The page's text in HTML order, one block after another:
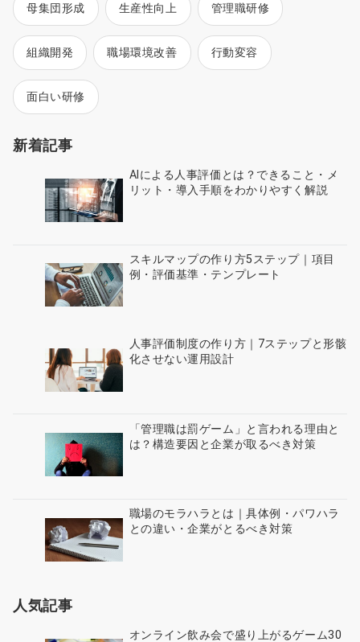
母集団形成 生産性向上 管理職研修
組織開発 職場環境改善 行動変容
面白い研修
新着記事
AIによる人事評価とは？できること・メ
リット・導入手順をわかりやすく解説
スキルマップの作り方5ステップ｜項目
例・評価基準・テンプレート
人事評価制度の作り方｜7ステップと形骸
化させない運用設計
「管理職は罰ゲーム」と言われる理由と
は？構造要因と企業が取るべき対策
職場のモラハラとは｜具体例・パワハラ
との違い・企業がとるべき対策
人気記事
オンライン飲み会で盛り上がるゲーム30